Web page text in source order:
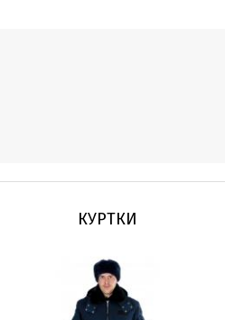
КУРТКИ